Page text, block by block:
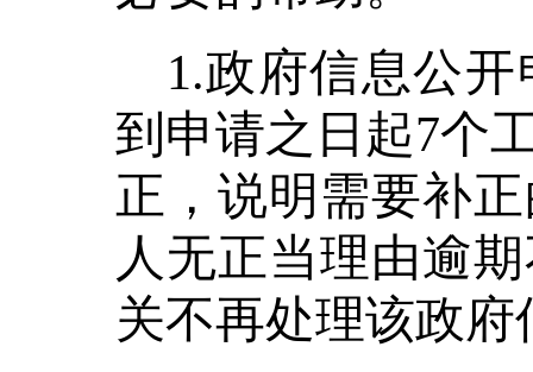
1.政府信息公
到申请之日起7个
正，说明需要补
人无正当理由逾
关不再处理该政